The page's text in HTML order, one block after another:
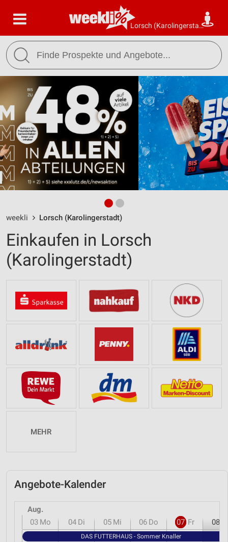
Lorsch (Karolingerstadt)
weekli Lorsch (Karolingerstadt)
Einkaufen in Lorsch
(Karolingerstadt)
MEHR
Angebote-Kalender
Aug.
03 Mo 04 Di 05 Mi 06 Do 07 Fr 08
DAS FUTTERHAUS - Sommer Knaller